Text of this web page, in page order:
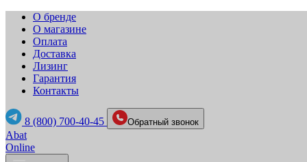
О бренде
О магазине
Оплата
Доставка
Лизинг
Гарантия
Контакты
8 (800) 700-40-45 Обратный звонок
Abat
Online